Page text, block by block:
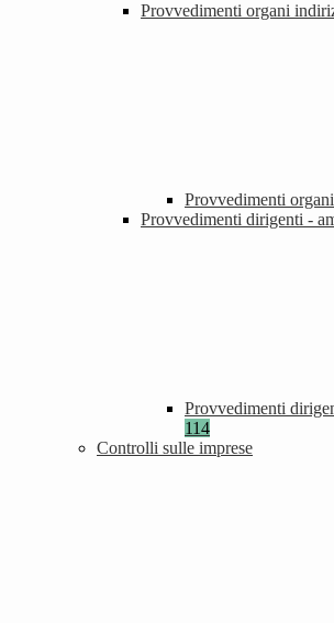
Provvedimenti organi
Provvedimenti
Provvedimenti dirigenti -
Provvedimenti
114
Controlli sulle imprese